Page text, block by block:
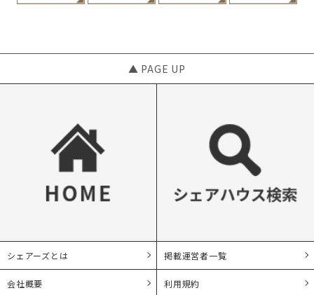
▲ PAGE UP
シェアーズとは 掲載運営者一覧
会社概要 利用規約